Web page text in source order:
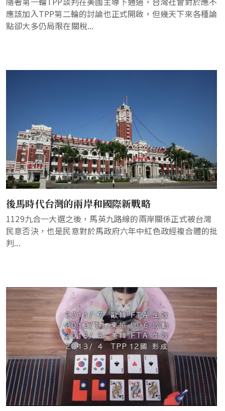
應該加入TPP第二輪的討論也正式開啟，但幾天下來各種論
點卻大多仍局限在關稅...
後馬時代台灣的兩岸和國際新戰略
1129九合一大選之後，馬英九路線的兩岸關係正式被台灣
民意否決，也是民意對於馬政府六年中紅色政經複合體的批
判...